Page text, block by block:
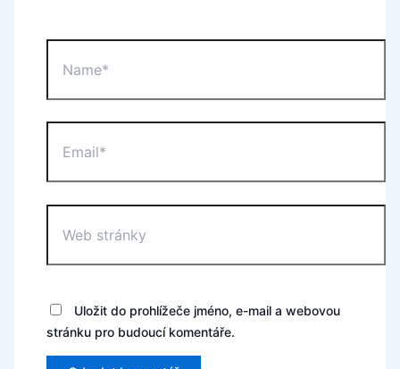
stránky
Uložit do prohlížeče jméno, e-mail a webovou
stránku pro budoucí komentáře.